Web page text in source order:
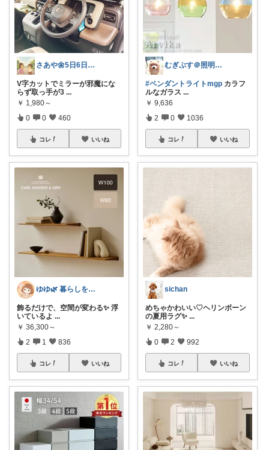
さあや🌼5日6日有難うございます
V字カットでミラーが邪魔にな
らず取っ手が3 ...
￥ 1,980～
0 0 460
コレ いいね
ゆゆ🌿 暮らしを整えたい🫖
飾るだけで、空間が変わる✨ 浮
いているよ ...
￥ 36,300～
2 1 836
コレ いいね
むぎぷす＠照明とインテリアと北欧食器
#ペンダントライトmgp カラフ
ルなガラス ...
￥ 9,636
2 0 1036
コレ いいね
sichan
めちゃかわいい♡ヘリンボーン
の夏用ラグ✨ ...
￥ 2,280～
0 2 992
コレ いいね